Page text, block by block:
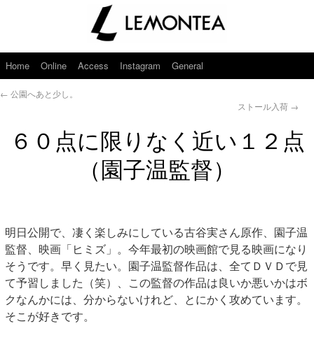
Home Online Access Instagram General
← 公園へあと少し。
ストール入荷 →
６０点に限りなく近い１２点
（園子温監督）
明日公開で、凄く楽しみにしている古谷実さん原作、園子温
監督、映画「ヒミズ」。今年最初の映画館で見る映画になり
そうです。早く見たい。園子温監督作品は、全てＤＶＤで見
て予習しました（笑）、この監督の作品は良いか悪いかはボ
クなんかには、分からないけれど、とにかく攻めています。
そこが好きです。